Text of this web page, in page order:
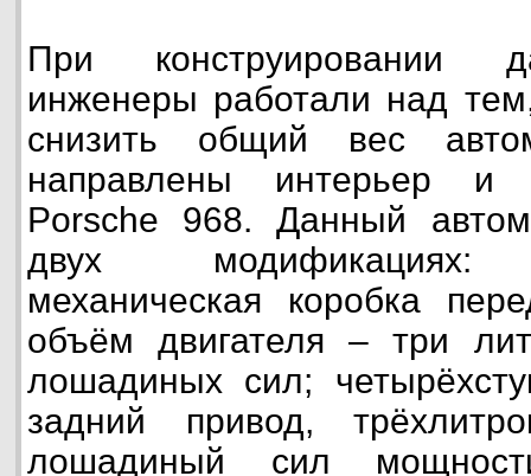
При конструировании
инженеры работали над
снизить общий вес
направлены интерьер и
Porsche 968. Данный
двух модификациях:
механическая коробка
объём двигателя – три
лошадиных сил;
задний привод,
лошадиный сил